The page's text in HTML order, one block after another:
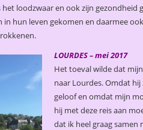
loodzwaar en ook zijn gezondheid
hun leven gekomen en daarmee
LOURDES – mei 2017
Het toeval wilde dat
naar Lourdes. Omdat
geloof en omdat mijn
hij met deze reis aan
dat ik heel graag